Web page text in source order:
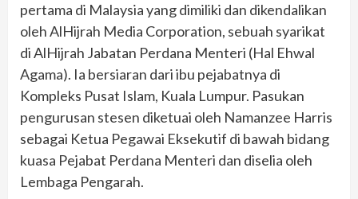
pertama di Malaysia yang dimiliki dan dikendalikan
oleh AlHijrah Media Corporation, sebuah syarikat
di AlHijrah Jabatan Perdana Menteri (Hal Ehwal
Agama). Ia bersiaran dari ibu pejabatnya di
Kompleks Pusat Islam, Kuala Lumpur. Pasukan
pengurusan stesen diketuai oleh Namanzee Harris
sebagai Ketua Pegawai Eksekutif di bawah bidang
kuasa Pejabat Perdana Menteri dan diselia oleh
Lembaga Pengarah.